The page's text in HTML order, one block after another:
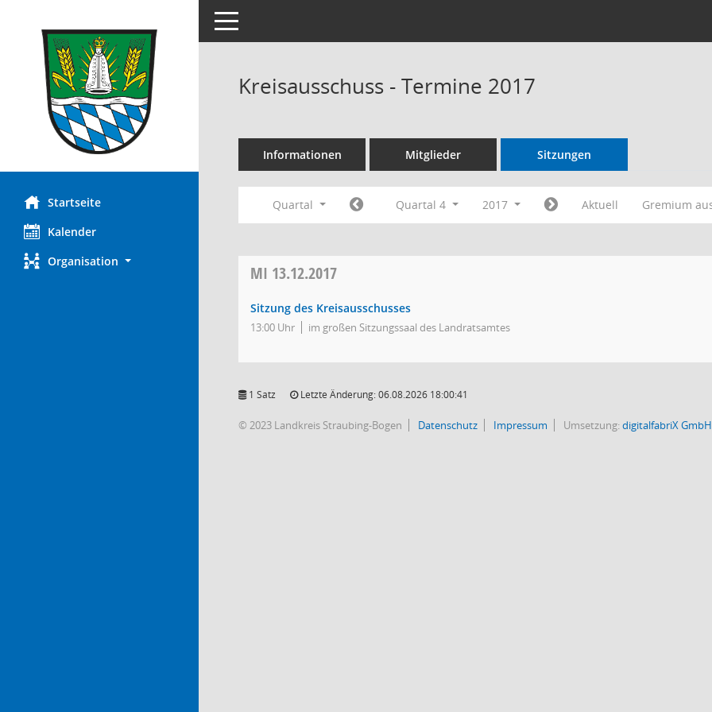
Startseite
Kalender
Organisation
Toggle navigation
Kreisausschuss - Termine 2017
Informationen Mitglieder Sitzungen
Quartal Quartal 4 2017 Aktuell Gremium
MI 13.12.2017
Sitzung des Kreisausschusses
13:00 Uhr im großen Sitzungssaal des Landratsamtes
1 Satz Letzte Änderung: 06.08.2026 18:00:41
© 2023 Landkreis Straubing-Bogen Datenschutz Impressum Umsetzung:digitalfabriX GmbH